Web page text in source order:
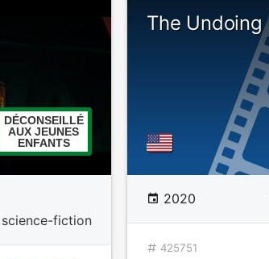
DÉCONSEILLÉ
AUX JEUNES
ENFANTS
fiction
The Undoing
2020
425751